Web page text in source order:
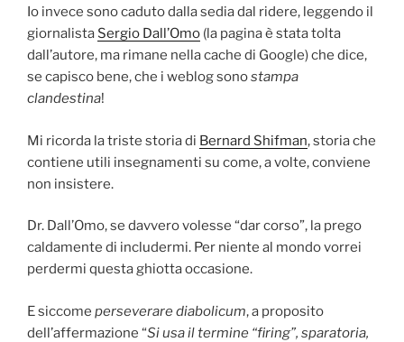
Io invece sono caduto dalla sedia dal ridere, leggendo il
giornalista Sergio Dall’Omo (la pagina è stata tolta
dall’autore, ma rimane nella cache di Google) che dice,
se capisco bene, che i weblog sonostampa
clandestina!
Mi ricorda la triste storia di Bernard Shifman, storia che
contiene utili insegnamenti su come, a volte, conviene
non insistere.
Dr. Dall’Omo, se davvero volesse “dar corso”, la prego
caldamente di includermi. Per niente al mondo vorrei
perdermi questa ghiotta occasione.
E siccome perseverare diabolicum, a proposito
dell’affermazione “Si usa il termine “firing”, sparatoria,